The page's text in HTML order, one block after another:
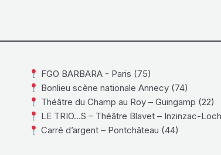
FGO BARBARA - Paris (75)
Bonlieu scène nationale Annecy (74)
Théâtre du Champ au Roy – Guingamp (22)
LE TRIO…S – Théâtre Blavet – Inzinzac-
Carré d’argent – Pontchâteau (44)